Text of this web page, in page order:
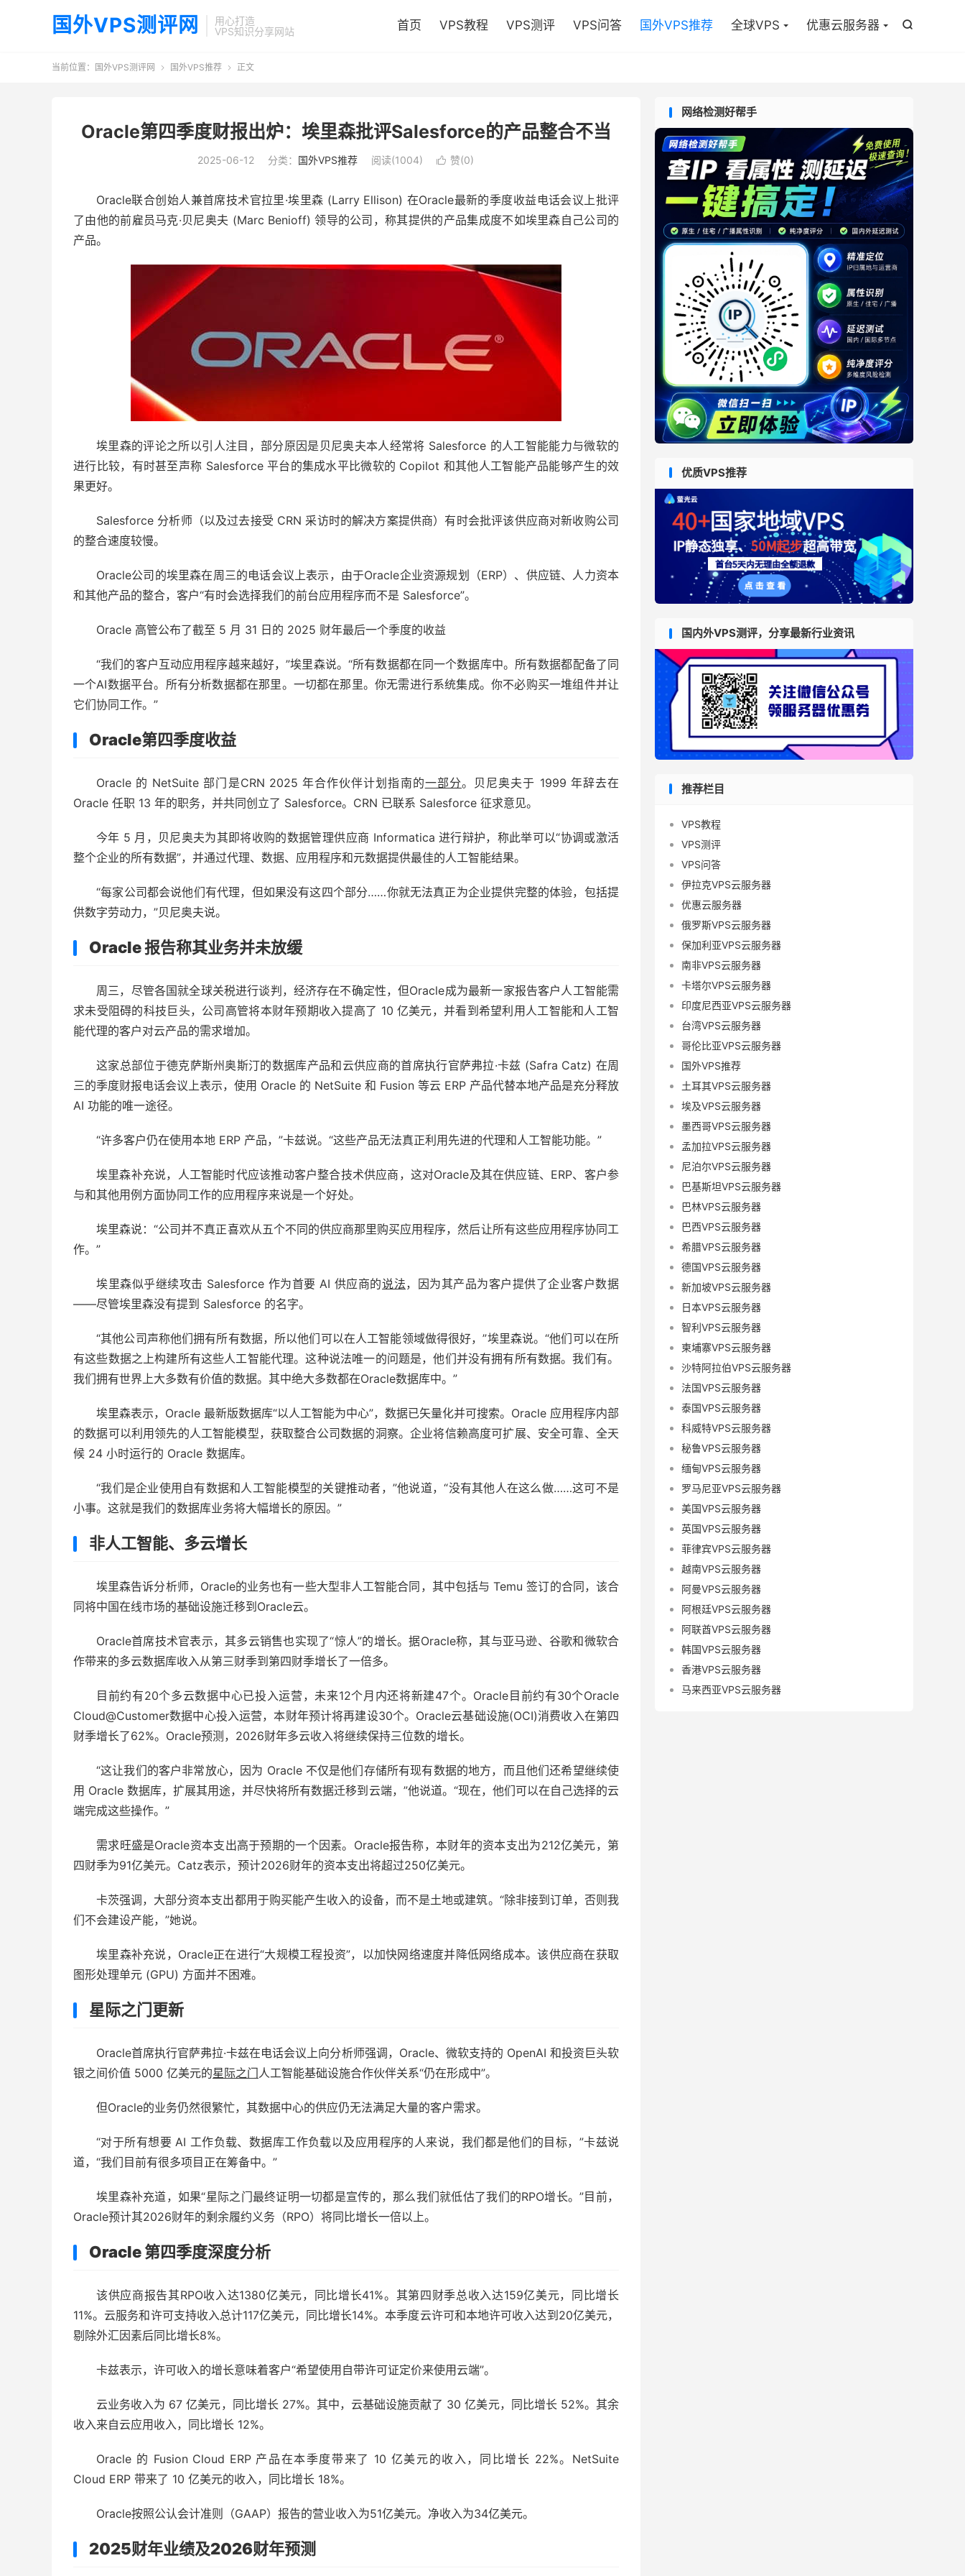
国外VPS测评网
用心打造
VPS知识分享网站

首页 VPS教程 VPS测评 VPS问答 国外VPS推荐 全球VPS 优惠云服务器
当前位置： 国外VPS测评网  国外VPS推荐  正文
Oracle第四季度财报出炉：埃里森批评Salesforce的产品整合不当
2025-06-12 分类： 国外VPS推荐 阅读(1004)  赞(0)
Oracle联合创始人兼首席技术官拉里·埃里森 (Larry Ellison) 在Oracle最新的季度收益电话会议上批评
了由他的前雇员马克·贝尼奥夫 (Marc Benioff) 领导的公司，称其提供的产品集成度不如埃里森自己公司的
产品。
埃里森的评论之所以引人注目，部分原因是贝尼奥夫本人经常将 Salesforce 的人工智能能力与微软的
进行比较，有时甚至声称 Salesforce 平台的集成水平比微软的 Copilot 和其他人工智能产品能够产生的效
果更好。
Salesforce 分析师（以及过去接受 CRN 采访时的解决方案提供商）有时会批评该供应商对新收购公司
的整合速度较慢。
Oracle公司的埃里森在周三的电话会议上表示，由于Oracle企业资源规划（ERP）、供应链、人力资本
和其他产品的整合，客户“有时会选择我们的前台应用程序而不是 Salesforce”。
Oracle 高管公布了截至 5 月 31 日的 2025 财年最后一个季度的收益
“我们的客户互动应用程序越来越好，”埃里森说。“所有数据都在同一个数据库中。所有数据都配备了同
一个AI数据平台。所有分析数据都在那里。一切都在那里。你无需进行系统集成。你不必购买一堆组件并让
它们协同工作。”
Oracle第四季度收益
Oracle 的 NetSuite 部门是CRN 2025 年合作伙伴计划指南的一部分。贝尼奥夫于 1999 年辞去在
Oracle 任职 13 年的职务，并共同创立了 Salesforce。CRN 已联系 Salesforce 征求意见。
今年 5 月，贝尼奥夫为其即将收购的数据管理供应商 Informatica 进行辩护，称此举可以“协调或激活
整个企业的所有数据”，并通过代理、数据、应用程序和元数据提供最佳的人工智能结果。
“每家公司都会说他们有代理，但如果没有这四个部分……你就无法真正为企业提供完整的体验，包括提
供数字劳动力，”贝尼奥夫说。
Oracle 报告称其业务并未放缓
周三，尽管各国就全球关税进行谈判，经济存在不确定性，但Oracle成为最新一家报告客户人工智能需
求未受阻碍的科技巨头，公司高管将本财年预期收入提高了 10 亿美元，并看到希望利用人工智能和人工智
能代理的客户对云产品的需求增加。
这家总部位于德克萨斯州奥斯汀的数据库产品和云供应商的首席执行官萨弗拉·卡兹 (Safra Catz) 在周
三的季度财报电话会议上表示，使用 Oracle 的 NetSuite 和 Fusion 等云 ERP 产品代替本地产品是充分释放
AI 功能的唯一途径。
“许多客户仍在使用本地 ERP 产品，”卡兹说。“这些产品无法真正利用先进的代理和人工智能功能。”
埃里森补充说，人工智能时代应该推动客户整合技术供应商，这对Oracle及其在供应链、ERP、客户参
与和其他用例方面协同工作的应用程序来说是一个好处。
埃里森说：“公司并不真正喜欢从五个不同的供应商那里购买应用程序，然后让所有这些应用程序协同工
作。”
埃里森似乎继续攻击 Salesforce 作为首要 AI 供应商的说法，因为其产品为客户提供了企业客户数据
——尽管埃里森没有提到 Salesforce 的名字。
“其他公司声称他们拥有所有数据，所以他们可以在人工智能领域做得很好，”埃里森说。“他们可以在所
有这些数据之上构建所有这些人工智能代理。这种说法唯一的问题是，他们并没有拥有所有数据。我们有。
我们拥有世界上大多数有价值的数据。其中绝大多数都在Oracle数据库中。”
埃里森表示，Oracle 最新版数据库“以人工智能为中心”，数据已矢量化并可搜索。Oracle 应用程序内部
的数据可以利用领先的人工智能模型，获取整合公司数据的洞察。企业将信赖高度可扩展、安全可靠、全天
候 24 小时运行的 Oracle 数据库。
“我们是企业使用自有数据和人工智能模型的关键推动者，”他说道，“没有其他人在这么做……这可不是
小事。这就是我们的数据库业务将大幅增长的原因。”
非人工智能、多云增长
埃里森告诉分析师，Oracle的业务也有一些大型非人工智能合同，其中包括与 Temu 签订的合同，该合
同将中国在线市场的基础设施迁移到Oracle云。
Oracle首席技术官表示，其多云销售也实现了“惊人”的增长。据Oracle称，其与亚马逊、谷歌和微软合
作带来的多云数据库收入从第三财季到第四财季增长了一倍多。
目前约有20个多云数据中心已投入运营，未来12个月内还将新建47个。Oracle目前约有30个Oracle
Cloud@Customer数据中心投入运营，本财年预计将再建设30个。Oracle云基础设施(OCI)消费收入在第四
财季增长了62%。Oracle预测，2026财年多云收入将继续保持三位数的增长。
“这让我们的客户非常放心，因为 Oracle 不仅是他们存储所有现有数据的地方，而且他们还希望继续使
用 Oracle 数据库，扩展其用途，并尽快将所有数据迁移到云端，”他说道。“现在，他们可以在自己选择的云
端完成这些操作。”
需求旺盛是Oracle资本支出高于预期的一个因素。Oracle报告称，本财年的资本支出为212亿美元，第
四财季为91亿美元。Catz表示，预计2026财年的资本支出将超过250亿美元。
卡茨强调，大部分资本支出都用于购买能产生收入的设备，而不是土地或建筑。“除非接到订单，否则我
们不会建设产能，”她说。
埃里森补充说，Oracle正在进行“大规模工程投资”，以加快网络速度并降低网络成本。该供应商在获取
图形处理单元 (GPU) 方面并不困难。
星际之门更新
Oracle首席执行官萨弗拉·卡兹在电话会议上向分析师强调，Oracle、微软支持的 OpenAI 和投资巨头软
银之间价值 5000 亿美元的星际之门人工智能基础设施合作伙伴关系“仍在形成中”。
但Oracle的业务仍然很繁忙，其数据中心的供应仍无法满足大量的客户需求。
“对于所有想要 AI 工作负载、数据库工作负载以及应用程序的人来说，我们都是他们的目标，”卡兹说
道，“我们目前有很多项目正在筹备中。”
埃里森补充道，如果“星际之门最终证明一切都是宣传的，那么我们就低估了我们的RPO增长。”目前，
Oracle预计其2026财年的剩余履约义务（RPO）将同比增长一倍以上。
Oracle 第四季度深度分析
该供应商报告其RPO收入达1380亿美元，同比增长41%。其第四财季总收入达159亿美元，同比增长
11%。云服务和许可支持收入总计117亿美元，同比增长14%。本季度云许可和本地许可收入达到20亿美元，
剔除外汇因素后同比增长8%。
卡兹表示，许可收入的增长意味着客户“希望使用自带许可证定价来使用云端”。
云业务收入为 67 亿美元，同比增长 27%。其中，云基础设施贡献了 30 亿美元，同比增长 52%。其余
收入来自云应用收入，同比增长 12%。
Oracle 的 Fusion Cloud ERP 产品在本季度带来了 10 亿美元的收入，同比增长 22%。NetSuite
Cloud ERP 带来了 10 亿美元的收入，同比增长 18%。
Oracle按照公认会计准则（GAAP）报告的营业收入为51亿美元。净收入为34亿美元。
2025财年业绩及2026财年预测
网络检测好帮手
优质VPS推荐
国内外VPS测评，分享最新行业资讯
推荐栏目
VPS教程
VPS测评
VPS问答
伊拉克VPS云服务器
优惠云服务器
俄罗斯VPS云服务器
保加利亚VPS云服务器
南非VPS云服务器
卡塔尔VPS云服务器
印度尼西亚VPS云服务器
台湾VPS云服务器
哥伦比亚VPS云服务器
国外VPS推荐
土耳其VPS云服务器
埃及VPS云服务器
墨西哥VPS云服务器
孟加拉VPS云服务器
尼泊尔VPS云服务器
巴基斯坦VPS云服务器
巴林VPS云服务器
巴西VPS云服务器
希腊VPS云服务器
德国VPS云服务器
新加坡VPS云服务器
日本VPS云服务器
智利VPS云服务器
柬埔寨VPS云服务器
沙特阿拉伯VPS云服务器
法国VPS云服务器
泰国VPS云服务器
科威特VPS云服务器
秘鲁VPS云服务器
缅甸VPS云服务器
罗马尼亚VPS云服务器
美国VPS云服务器
英国VPS云服务器
菲律宾VPS云服务器
越南VPS云服务器
阿曼VPS云服务器
阿根廷VPS云服务器
阿联酋VPS云服务器
韩国VPS云服务器
香港VPS云服务器
马来西亚VPS云服务器